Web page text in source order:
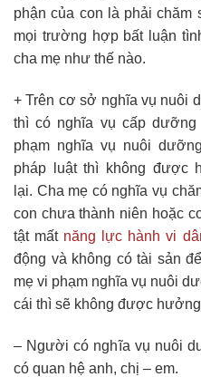
phận của con là phải chăm
mọi trường hợp bất luận
cha mẹ như thế nào.
+ Trên cơ sở nghĩa vụ nuôi
thì có nghĩa vụ cấp
phạm nghĩa vụ nuôi
pháp luật thì không được
lại. Cha mẹ có nghĩa vụ
con chưa thành niên hoặc
tật mất năng lực hành vi
động và không có tài sản
mẹ vi phạm nghĩa vụ nuôi
cái thì sẽ không được
– Người có nghĩa vụ nuôi
có quan hệ anh, chị – em.